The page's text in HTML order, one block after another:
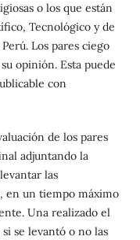
o los que están
Tecnológico y de
Los pares ciego
opinión. Esta puede
con
de los pares
adjuntando la
las
en un tiempo máximo
Una realizado el
se levantó o no las